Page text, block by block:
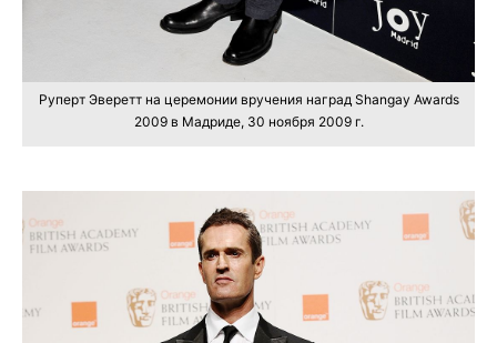
Руперт Эверетт на церемонии вручения наград Shangay Awards
2009 в Мадриде, 30 ноября 2009 г.